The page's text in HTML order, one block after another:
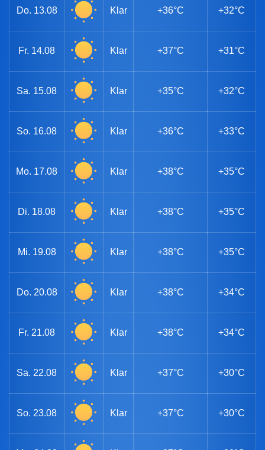
Do. 13.08 Klar +36°C +32°C
Fr. 14.08 Klar +37°C +31°C
Sa. 15.08 Klar +35°C +32°C
So. 16.08 Klar +36°C +33°C
Mo. 17.08 Klar +38°C +35°C
Di. 18.08 Klar +38°C +35°C
Mi. 19.08 Klar +38°C +35°C
Do. 20.08 Klar +38°C +34°C
Fr. 21.08 Klar +38°C +34°C
Sa. 22.08 Klar +37°C +30°C
So. 23.08 Klar +37°C +30°C